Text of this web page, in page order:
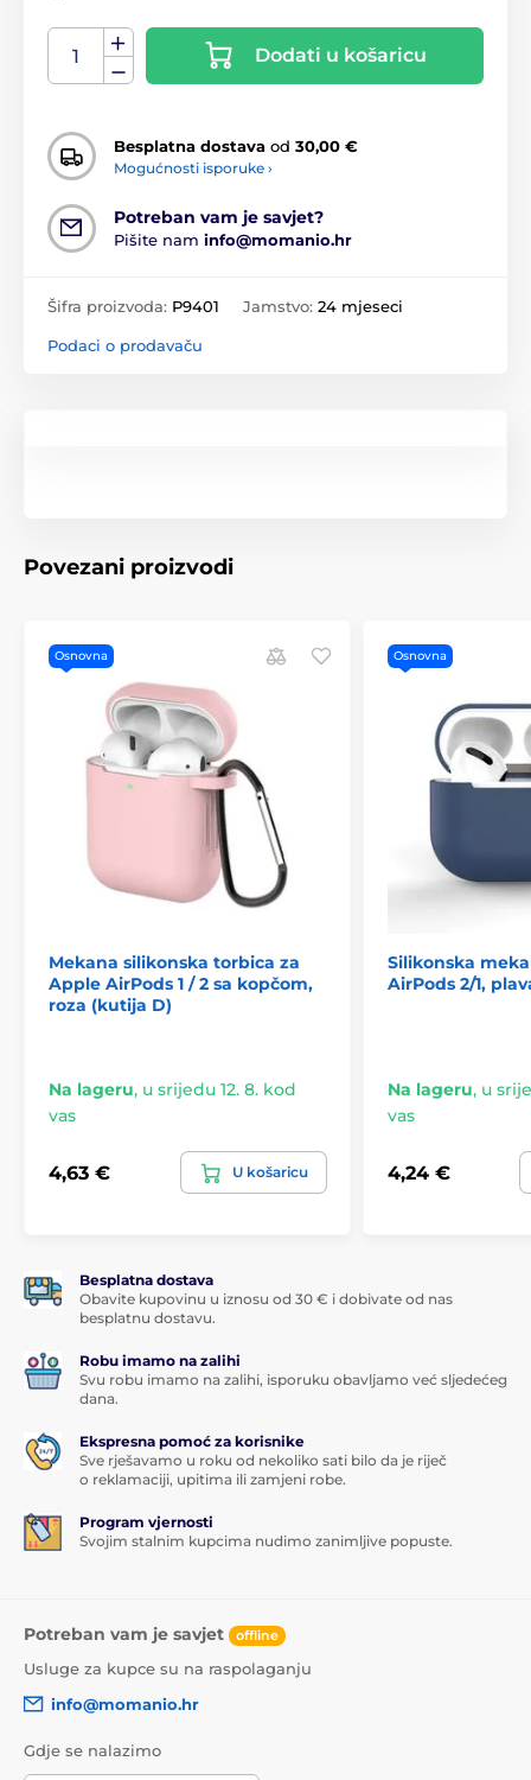
Dodati u košaricu
Besplatna dostava od 30,00 €
Mogućnosti isporuke ›
Potreban vam je savjet?
Pišite nam info@momanio.hr
Šifra proizvoda: P9401 Jamstvo: 24 mjeseci
Podaci o prodavaču
Povezani proizvodi
Osnovna
Mekana silikonska torbica za
Apple AirPods 1 / 2 sa kopčom,
roza (kutija D)
Na lageru, u srijedu 12. 8. kod
vas
4,63 € U košaricu
Osnovna
Silikonska
AirPods 2/1,
Na lageru, u
vas
4,24 €
Besplatna dostava
Obavite kupovinu u iznosu od 30 € i dobivate od nas
besplatnu dostavu.
Robu imamo na zalihi
Svu robu imamo na zalihi, isporuku obavljamo već sljedećeg
dana.
Ekspresna pomoć za korisnike
Sve rješavamo u roku od nekoliko sati bilo da je riječ
o reklamaciji, upitima ili zamjeni robe.
Program vjernosti
Svojim stalnim kupcima nudimo zanimljive popuste.
Potreban vam je savjet offline
Usluge za kupce su na raspolaganju
info@momanio.hr
Gdje se nalazimo